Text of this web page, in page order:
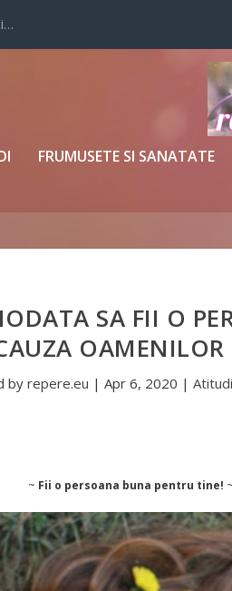
FRUMUSETE SI SANATATE
SA FII O
OAMENILOR
by repere.eu | Apr 6, 2020 |
~ Fii o persoana buna pentru tine! ~